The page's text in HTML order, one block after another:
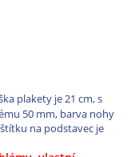
plakety je 21 cm, s
50 mm, barva nohy
na podstavec je